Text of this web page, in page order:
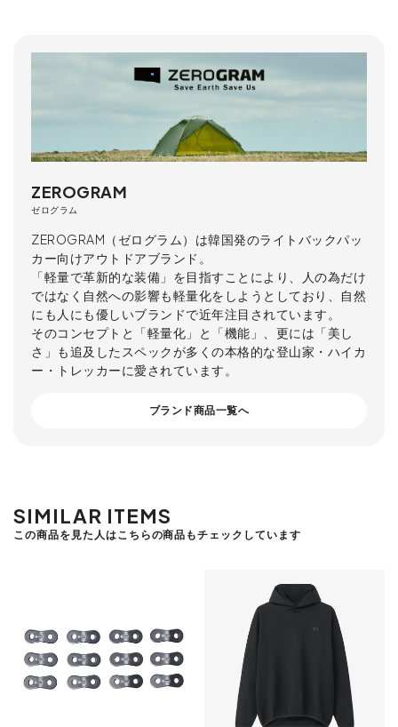
ZEROGRAM
ゼログラム
ZEROGRAM（ゼログラム）は韓国発のライトバックパッ
カー向けアウトドアブランド。
「軽量で革新的な装備」を目指すことにより、人の為だけ
ではなく自然への影響も軽量化をしようとしており、自然
にも人にも優しいブランドで近年注目されています。
そのコンセプトと「軽量化」と「機能」、更には「美し
さ」も追及したスペックが多くの本格的な登山家・ハイカ
ー・トレッカーに愛されています。
ブランド商品一覧へ
SIMILAR ITEMS
この商品を見た人はこちらの商品もチェックしています